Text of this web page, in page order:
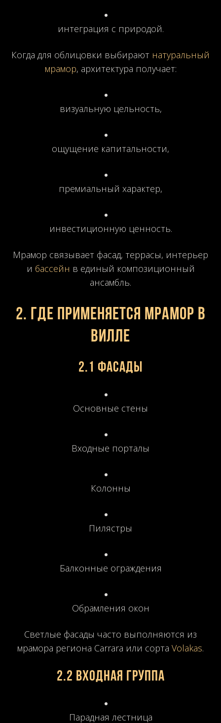
интеграция с природой.
Когда для облицовки выбирают натуральный
мрамор, архитектура получает:
визуальную цельность,
ощущение капитальности,
премиальный характер,
инвестиционную ценность.
Мрамор связывает фасад, террасы, интерьер
и бассейн в единый композиционный
ансамбль.
2. Где применяется мрамор в
вилле
2.1 Фасады
Основные стены
Входные порталы
Колонны
Пилястры
Балконные ограждения
Обрамления окон
Светлые фасады часто выполняются из
мрамора региона Carrara или сорта Volakas.
2.2 Входная группа
Парадная лестница